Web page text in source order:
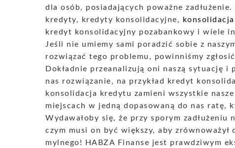
dla osób, posiadających poważne
kredyty, kredyty konsolidacyjne,
kredyt konsolidacyjny pozabankowy i wiele
Jeśli nie umiemy sami poradzić sobie z
rozwiązać tego problemu, powinniśmy
Dokładnie przeanalizują oni naszą sytuację
nas rozwiązanie, na przykład kredyt
konsolidacja kredytu zamieni wszystkie
miejscach w jedną dopasowaną do nas ratę,
Wydawałoby się, że przy sporym
czym musi on być większy, aby zrównoważył
mylnego! HABZA Finanse jest prawdziwym